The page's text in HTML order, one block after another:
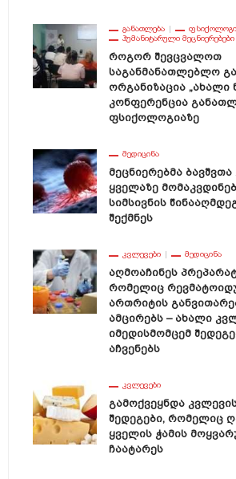
ᲒᲐᲜᲐᲗᲚᲔᲑᲐ
ᲰᲣᲛᲐᲜᲘᲢᲐᲠᲣᲚᲘ ᲛᲔᲪᲜᲘᲔᲠᲔᲑᲔᲑᲘ
Როგორ Შევცვალოთ
Საგანმანათლებლო
Ორგანიზაცია „ახალი
Კონფერენცია
Ფსიქოლოგიაზე
ᲛᲔᲓᲘᲪᲘᲜᲐ
Მეცნიერებმა
Ყველაზე
Სიმსივნის
Შექმნეს
ᲙᲕᲚᲔᲕᲔᲑᲘ ᲛᲔᲓᲘᲪᲘᲜᲐ
Აღმოაჩინეს
Რომელიც
Ართრიტის
Ამცირებს – Ახალი
Იმედისმომცემ
Აჩვენებს
ᲙᲕᲚᲔᲕᲔᲑᲘ
Გამოქვეყნდა
Შედეგები, Რომელიც
Ყველის Ჭამის
Ჩაატარეს